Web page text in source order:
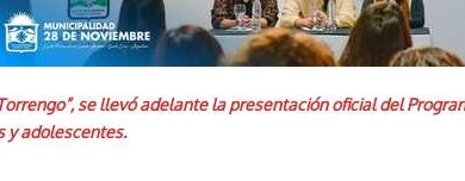
se llevó adelante la presentación oficial del
y adolescentes.